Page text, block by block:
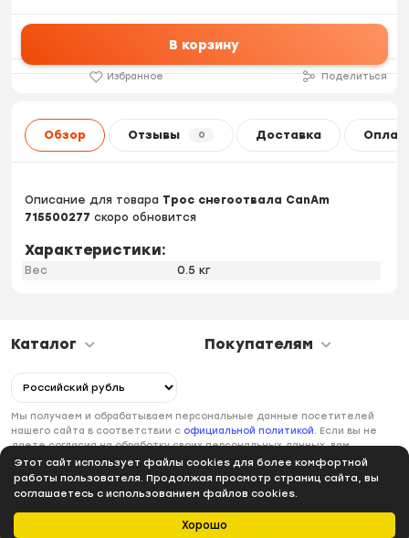
Хорошо
Этот сайт использует файлы cookies для более комфортной
работы пользователя. Продолжая просмотр страниц сайта, вы
соглашаетесь с использованием файлов cookies.
Избранное
В корзину
Избранное Поделиться
Обзор Отзывы 0 Доставка
Описание для товара Трос снегоотвала CanAm
715500277 скоро обновится
Характеристики:
Вес 0.5 кг
Каталог Покупателям
Мы получаем и обрабатываем персональные данные посетителей
нашего сайта в соответствии с официальной политикой
. Если вы не
даете согласия на обработку своих персональных данных, вам
необходимо покинуть наш сайт.